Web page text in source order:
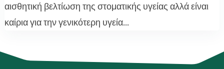
αισθητική βελτίωση της στοματικής υγείας αλλά είναι
καίρια για την γενικότερη υγεία...